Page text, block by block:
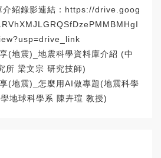
紹錄影連結： https://drive.goog
(地震)_地震科學資料庫介紹 (中
所 梁文宗 研究技師)
(地震)_怎麼用AI做專題(地震科學
地球科學系 陳卉瑄 教授)